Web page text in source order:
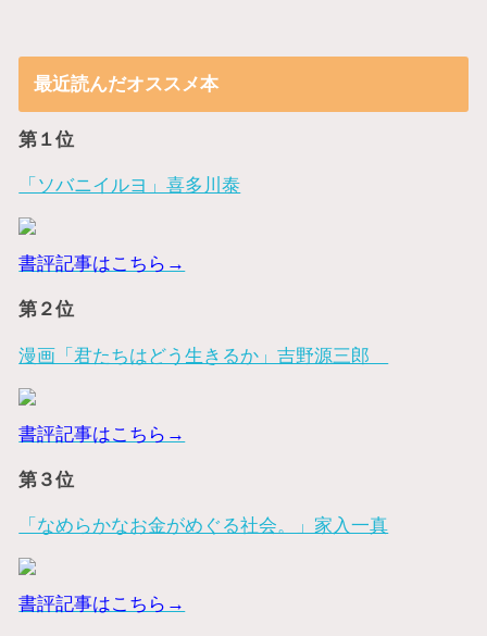
最近読んだオススメ本
第１位
「ソバニイルヨ」喜多川泰
書評記事はこちら→
第２位
漫画「君たちはどう生きるか」吉野源三郎
書評記事はこちら→
第３位
「なめらかなお金がめぐる社会。」家入一真
書評記事はこちら→